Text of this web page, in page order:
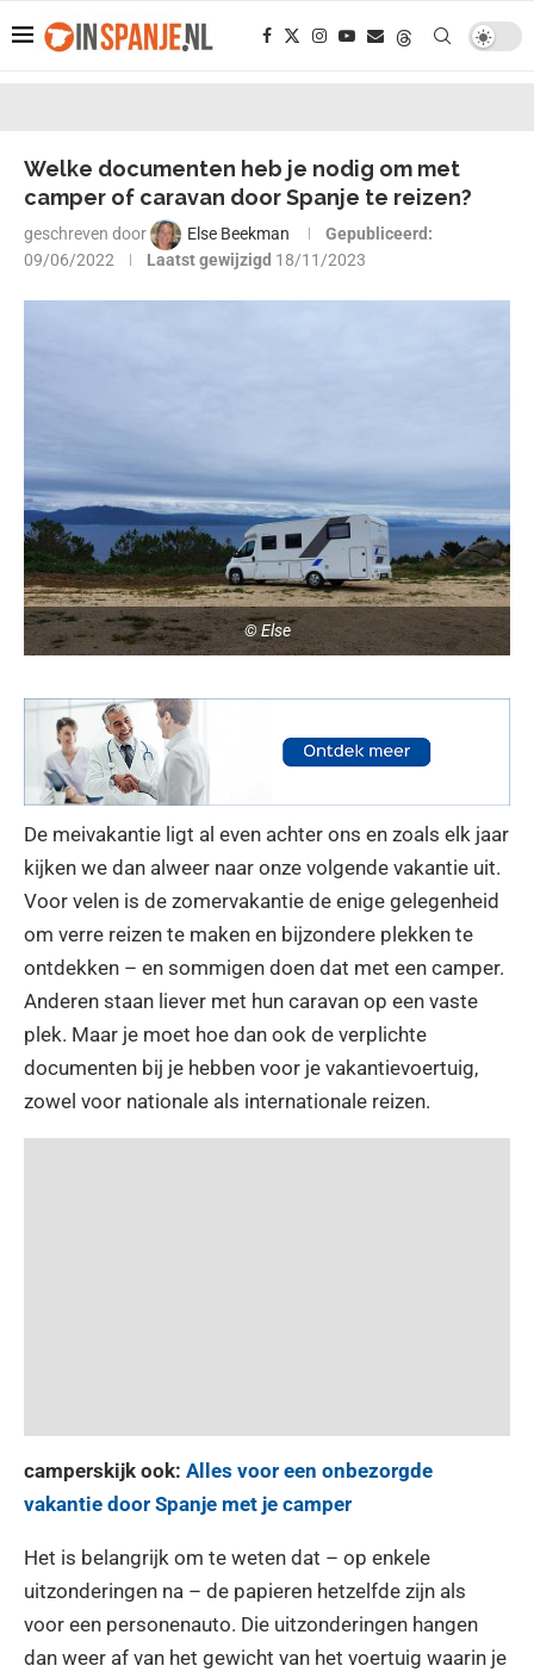
Welke documenten heb je nodig om met
camper of caravan door Spanje te reizen?
geschreven door Else Beekman
Gepubliceerd:
09/06/2022
Laatst gewijzigd 18/11/2023
© Else
De meivakantie ligt al even achter ons en zoals elk jaar
kijken we dan alweer naar onze volgende vakantie uit.
Voor velen is de zomervakantie de enige gelegenheid
om verre reizen te maken en bijzondere plekken te
ontdekken – en sommigen doen dat met een camper.
Anderen staan liever met hun caravan op een vaste
plek. Maar je moet hoe dan ook de verplichte
documenten bij je hebben voor je vakantievoertuig,
zowel voor nationale als internationale reizen.
camperskijk ook: Alles voor een onbezorgde
vakantie door Spanje met je camper
Het is belangrijk om te weten dat – op enkele
uitzonderingen na – de papieren hetzelfde zijn als
voor een personenauto. Die uitzonderingen hangen
dan weer af van het gewicht van het voertuig waarin je